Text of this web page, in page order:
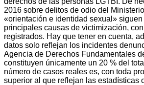
2016 sobre delitos de odio del
«orientación e identidad sexual»
principales causas de victimización,
registrados. Hay que tener en cuenta,
datos solo reflejan los incidentes
Agencia de Derechos Fundamentales
constituyen únicamente un 20 % del
número de casos reales es, con toda
superior al que reflejan las estadísticas